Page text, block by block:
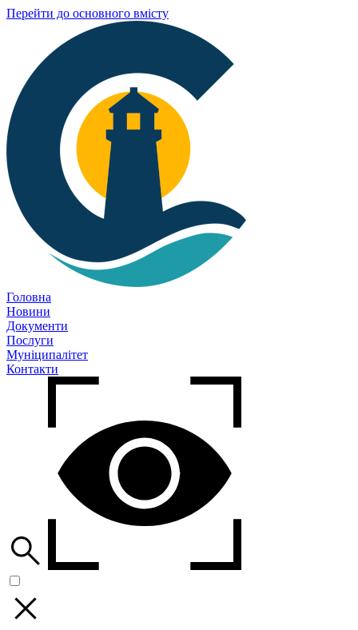
Перейти до основного вмісту
Головна
Новини
Документи
Послуги
Муніципалітет
Контакти